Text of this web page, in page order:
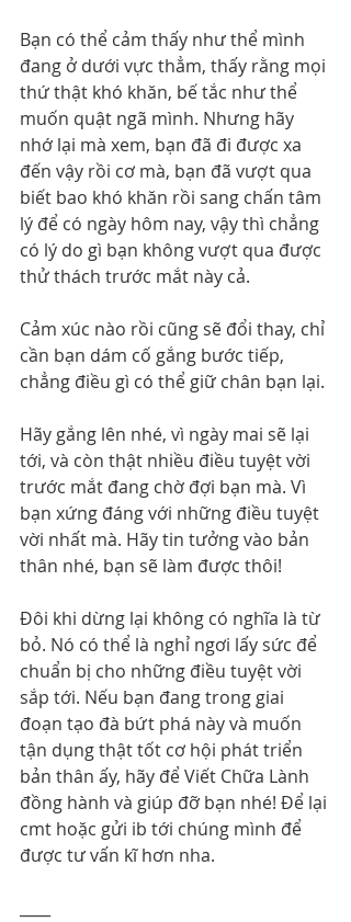
Bạn có thể cảm thấy như thể mình
đang ở dưới vực thẳm, thấy rằng mọi
thứ thật khó khăn, bế tắc như thể
muốn quật ngã mình. Nhưng hãy
nhớ lại mà xem, bạn đã đi được xa
đến vậy rồi cơ mà, bạn đã vượt qua
biết bao khó khăn rồi sang chấn tâm
lý để có ngày hôm nay, vậy thì chẳng
có lý do gì bạn không vượt qua được
thử thách trước mắt này cả.
Cảm xúc nào rồi cũng sẽ đổi thay, chỉ
cần bạn dám cố gắng bước tiếp,
chẳng điều gì có thể giữ chân bạn lại.
Hãy gắng lên nhé, vì ngày mai sẽ lại
tới, và còn thật nhiều điều tuyệt vời
trước mắt đang chờ đợi bạn mà. Vì
bạn xứng đáng với những điều tuyệt
vời nhất mà. Hãy tin tưởng vào bản
thân nhé, bạn sẽ làm được thôi!
Đôi khi dừng lại không có nghĩa là từ
bỏ. Nó có thể là nghỉ ngơi lấy sức để
chuẩn bị cho những điều tuyệt vời
sắp tới. Nếu bạn đang trong giai
đoạn tạo đà bứt phá này và muốn
tận dụng thật tốt cơ hội phát triển
bản thân ấy, hãy để Viết Chữa Lành
đồng hành và giúp đỡ bạn nhé! Để lại
cmt hoặc gửi ib tới chúng mình để
được tư vấn kĩ hơn nha.